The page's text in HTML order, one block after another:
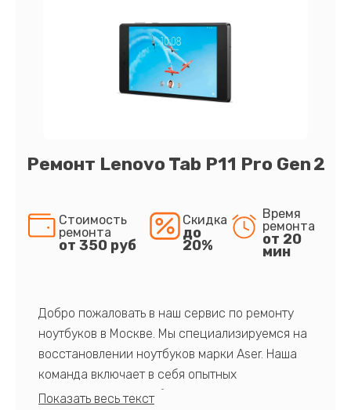
Ремонт Lenovo Tab P11 Pro Gen 2
Стоимость
ремонта
от 350 руб
Скидка
до
20%
Время
ремонта
от 20
мин
Добро пожаловать в наш сервис по ремонту
ноутбуков в Москве. Мы специализируемся на
восстановлении ноутбуков марки Aser. Наша
команда включает в себя опытных
профессионалов с обширными знаниями и